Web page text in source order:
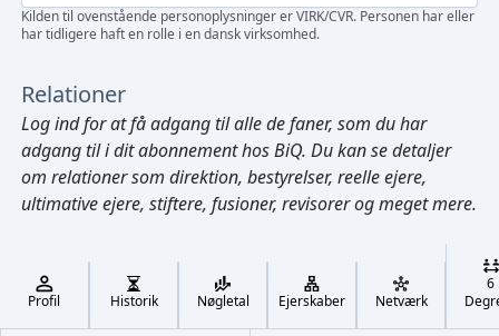
Cmd/Ctrl + K
Kilden til ovenstående personoplysninger er VIRK/CVR. Personen har eller
har tidligere haft en rolle i en dansk virksomhed.
Relationer
Log indfor at få adgang til alle de faner, som du har
adgang til i dit abonnement hos BiQ. Du kan se detaljer
om relationer som direktion, bestyrelser, reelle ejere,
ultimative ejere, stiftere, fusioner, revisorer og meget mere.
Profil Historik Nøgletal Ejerskaber Netværk
6